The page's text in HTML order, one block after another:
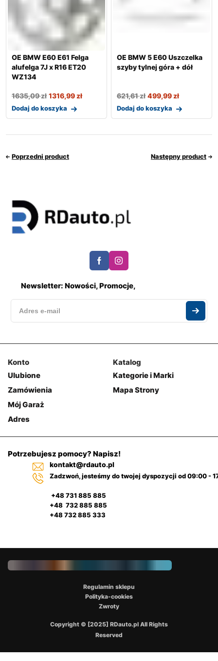
OE BMW E60 E61 Felga
alufelga 7J x R16 ET20
WZ134
1635,09zł 1316,99zł
Dodaj do koszyka
OE BMW 5 E60 Uszczelka
szyby tylnej góra + dół
621,61zł 499,99zł
Dodaj do koszyka
Poprzedni product Następny product
Newsletter: Nowości, Promocje,
Konto
Ulubione
Zamówienia
Mój Garaż
Adres
Katalog
Kategorie i Marki
Mapa Strony
Potrzebujesz pomocy? Napisz!
kontakt@rdauto.pl
Zadzwoń, jesteśmy do twojej dyspozycji od 09:00 -
+48 731 885 885
+48 732 885 885
+48 732 885 333
Copyright © [2025] RDauto.pl All Rights
Reserved
Regulamin sklepu
Polityka-cookies
Zwroty